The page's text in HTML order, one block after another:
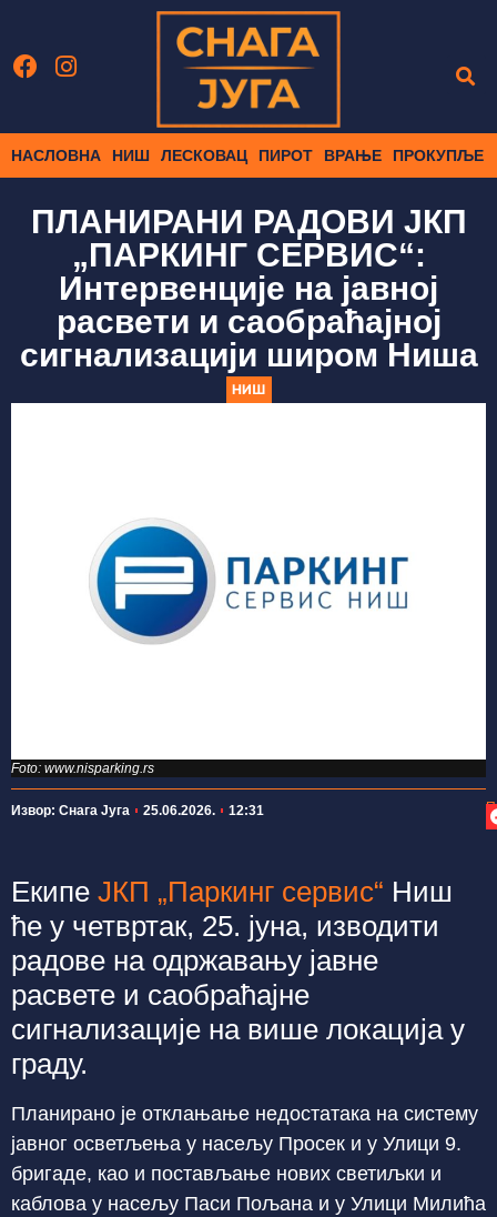
НАСЛОВНА НИШ ЛЕСКОВАЦ ПИРОТ ВРАЊЕ ПРОКУПЉЕ
ПЛАНИРАНИ РАДОВИ ЈКП
„ПАРКИНГ СЕРВИС“:
Интервенције на јавној
расвети и саобраћајној
сигнализацији широм Ниша
НИШ
Foto: www.nisparking.rs
Извор: Снага Југа 25.06.2026. 12:31
Екипе ЈКП „Паркинг сервис“ Ниш
ће у четвртак, 25. јуна, изводити
радове на одржавању јавне
расвете и саобраћајне
сигнализације на више локација у
граду.
Планирано је отклањање недостатака на систему
јавног осветљења у насељу Просек и у Улици 9.
бригаде, као и постављање нових светиљки и
каблова у насељу Паси Пољана и у Улици Милића